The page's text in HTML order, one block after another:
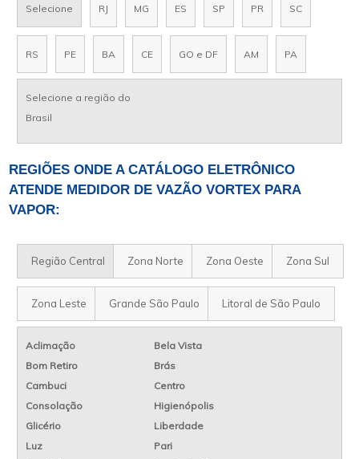
Selecione RJ MG ES SP PR SC
RS PE BA CE GO e DF AM PA
Selecione a região do
Brasil
REGIÕES ONDE A CATÁLOGO ELETRÔNICO
ATENDE MEDIDOR DE VAZÃO VORTEX PARA
VAPOR:
Região Central Zona Norte Zona Oeste Zona Sul
Zona Leste Grande São Paulo Litoral de São Paulo
Aclimação
Bela Vista
Bom Retiro
Brás
Cambuci
Centro
Consolação
Higienópolis
Glicério
Liberdade
Luz
Pari